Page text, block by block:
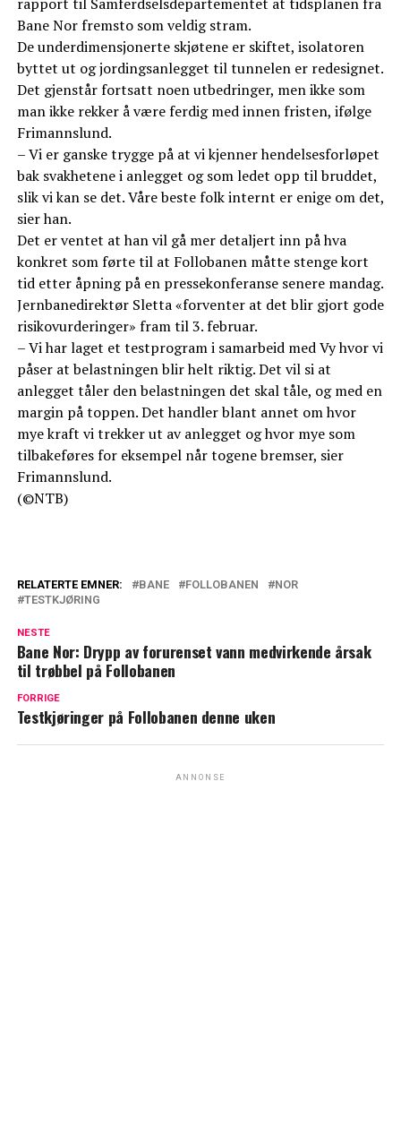
rapport til Samferdselsdepartementet at tidsplanen fra
Bane Nor fremsto som veldig stram.
De underdimensjonerte skjøtene er skiftet, isolatoren
byttet ut og jordingsanlegget til tunnelen er redesignet.
Det gjenstår fortsatt noen utbedringer, men ikke som
man ikke rekker å være ferdig med innen fristen, ifølge
Frimannslund.
– Vi er ganske trygge på at vi kjenner hendelsesforløpet
bak svakhetene i anlegget og som ledet opp til bruddet,
slik vi kan se det. Våre beste folk internt er enige om det,
sier han.
Det er ventet at han vil gå mer detaljert inn på hva
konkret som førte til at Follobanen måtte stenge kort
tid etter åpning på en pressekonferanse senere mandag.
Jernbanedirektør Sletta «forventer at det blir gjort gode
risikovurderinger» fram til 3. februar.
– Vi har laget et testprogram i samarbeid med Vy hvor vi
påser at belastningen blir helt riktig. Det vil si at
anlegget tåler den belastningen det skal tåle, og med en
margin på toppen. Det handler blant annet om hvor
mye kraft vi trekker ut av anlegget og hvor mye som
tilbakeføres for eksempel når togene bremser, sier
Frimannslund.
(©NTB)
RELATERTE EMNER: BANE FOLLOBANEN
NOR
TESTKJØRING
NESTE
Bane Nor: Drypp av forurenset vann medvirkende årsak
til trøbbel på Follobanen
FORRIGE
Testkjøringer på Follobanen denne uken
ANNONSE